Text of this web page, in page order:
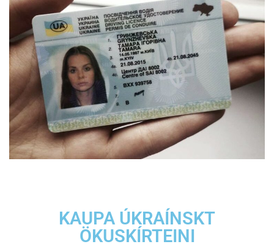
KAUPA ÚKRAÍNSKT
ÖKUSKÍRTEINI